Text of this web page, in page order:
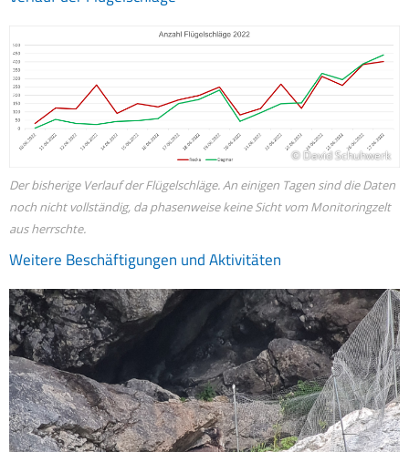
© David Schuhwerk
Der bisherige Verlauf der Flügelschläge. An einigen Tagen sind die Daten
noch nicht vollständig, da phasenweise keine Sicht vom Monitoringzelt
aus herrschte.
Weitere Beschäftigungen und Aktivitäten